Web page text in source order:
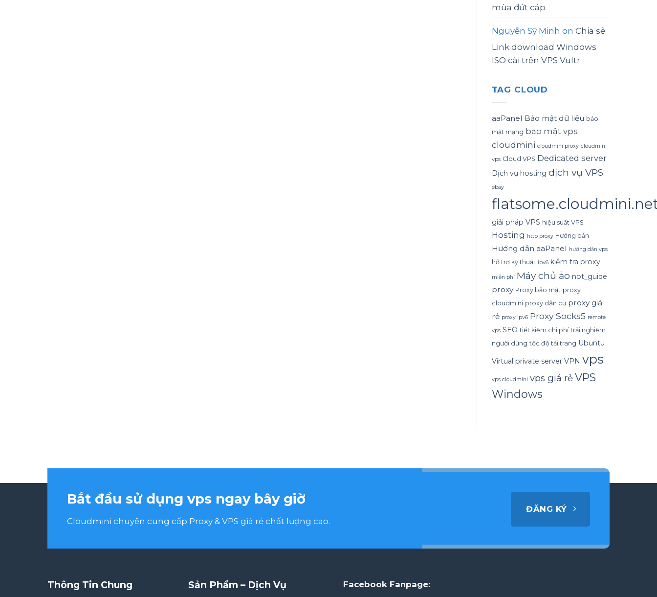
mùa đứt cáp
Nguyễn Sỹ Minh on Chia sẻ
Link download Windows
ISO cài trên VPS Vultr
TAG CLOUD
aaPanel Bảo mật dữ liệu bảo
mật mạng bảo mật vps
cloudmini cloudmini proxy cloudmini
vps Cloud VPS Dedicated server
Dịch vụ hosting dịch vụ VPS
ebay
giải pháp VPS hiệu suất VPS
Hosting http proxy Hướng dẫn
Hướng dẫn aaPanel hướng dẫn vps
hỗ trợ kỹ thuật ipv6 kiểm tra proxy
miễn phí Máy chủ ảo not_guide
proxy Proxy bảo mật proxy
cloudmini proxy dân cư proxy giá
rẻ proxy ipv6 Proxy Socks5 remote
vps SEO tiết kiệm chi phí trải nghiệm
người dùng tốc độ tải trang Ubuntu
Virtual private server VPN vps
vps cloudmini vps giá rẻVPS
Windows
Bắt đầu sử dụng vps ngay bây giờ
Cloudmini chuyên cung cấp Proxy & VPS giá rẻ chất lượng cao.
ĐĂNG KÝ
Thông Tin Chung Sản Phẩm – Dịch Vụ Facebook Fanpage: